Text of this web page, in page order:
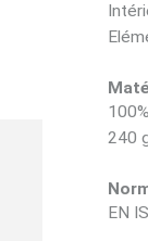
240
EN